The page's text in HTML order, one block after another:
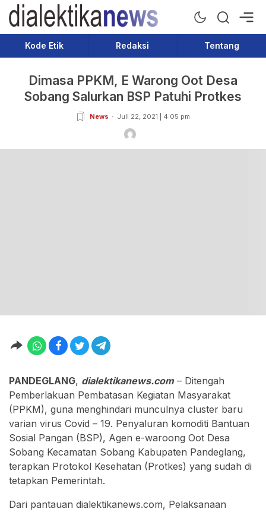
Dialektika News
Terkini dan Populer
Kode Etik Redaksi Tentang
Dimasa PPKM, E Warong Oot Desa
Sobang Salurkan BSP Patuhi Protkes
News Juli 22, 2021 | 4:05 pm
PANDEGLANG, dialektikanews.com– Ditengah
Pemberlakuan Pembatasan Kegiatan Masyarakat
(PPKM), guna menghindari munculnya cluster baru
varian virus Covid – 19. Penyaluran komoditi Bantuan
Sosial Pangan (BSP), Agen e-waroong Oot Desa
Sobang Kecamatan Sobang Kabupaten Pandeglang,
terapkan Protokol Kesehatan (Protkes) yang sudah di
tetapkan Pemerintah.
Dari pantauan dialektikanews.com, Pelaksanaan